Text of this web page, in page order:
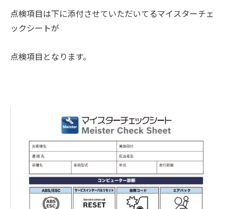
点検項目は下に添付させていただいてるマイスターチェ
ックシートが
点検項目となります。